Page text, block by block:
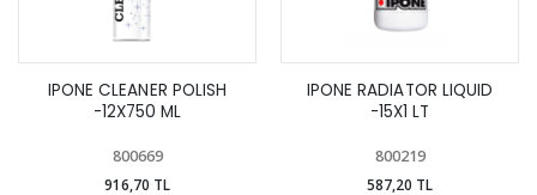
IPONE CLEANER POLISH
-12X750 ML
800669
916,70 TL
IPONE RADIATOR LIQUID
-15X1 LT
800219
587,20 TL